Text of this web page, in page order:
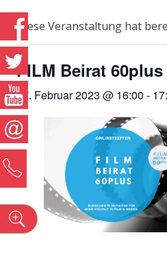
Diese Veranstaltung hat
FILM Beirat
17. Februar 2023 @ 16:00 -